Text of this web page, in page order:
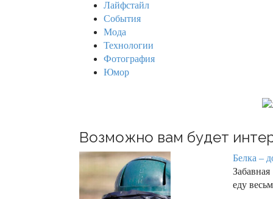
Лайфстайл
События
Мода
Технологии
Фотография
Юмор
Возможно вам будет
Белка –
еду